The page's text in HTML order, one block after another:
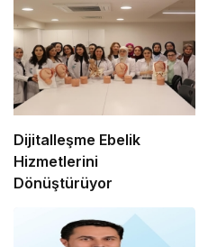
Dijitalleşme Ebelik
Hizmetlerini
Dönüştürüyor